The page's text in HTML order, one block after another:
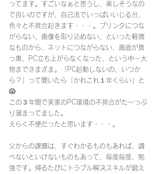
ってます。すごいなぁと思うし、楽しそうなの
で良いのですが、自己流でいっぱいいじる分、
色々と不具合起きます・・・。プリンタにつな
がらない、画像を取り込めない、といった軽微
なものから、ネットにつながらない、画面が真
っ黒、PC立ち上がらなくなった、という中〜大
物までさまざま。「PC起動しないの、いつか
ら？」って聞いたら「かれこれ１年くらい」と
😱
この３年間で実家のPC環境の不具合がたーっぷ
り溜まってました。
えらく不便だったと思います・・・。
父からの課題は、すぐわかるものもあれば、調
べないといけないものもあって、毎度毎度、勉
強です。帰るたびにトラブル解決スキルが鍛え